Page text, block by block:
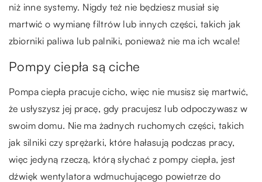
niż inne systemy. Nigdy też nie będziesz musiał się
martwić o wymianę filtrów lub innych części, takich jak
zbiorniki paliwa lub palniki, ponieważ nie ma ich wcale!
Pompy ciepła są ciche
Pompa ciepła pracuje cicho, więc nie musisz się martwić,
że usłyszysz jej pracę, gdy pracujesz lub odpoczywasz w
swoim domu. Nie ma żadnych ruchomych części, takich
jak silniki czy sprężarki, które hałasują podczas pracy,
więc jedyną rzeczą, którą słychać z pompy ciepła, jest
dźwięk wentylatora wdmuchującego powietrze do